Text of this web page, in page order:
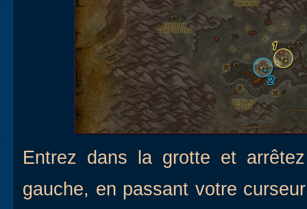
Entrez dans la grotte et
gauche, en passant votre